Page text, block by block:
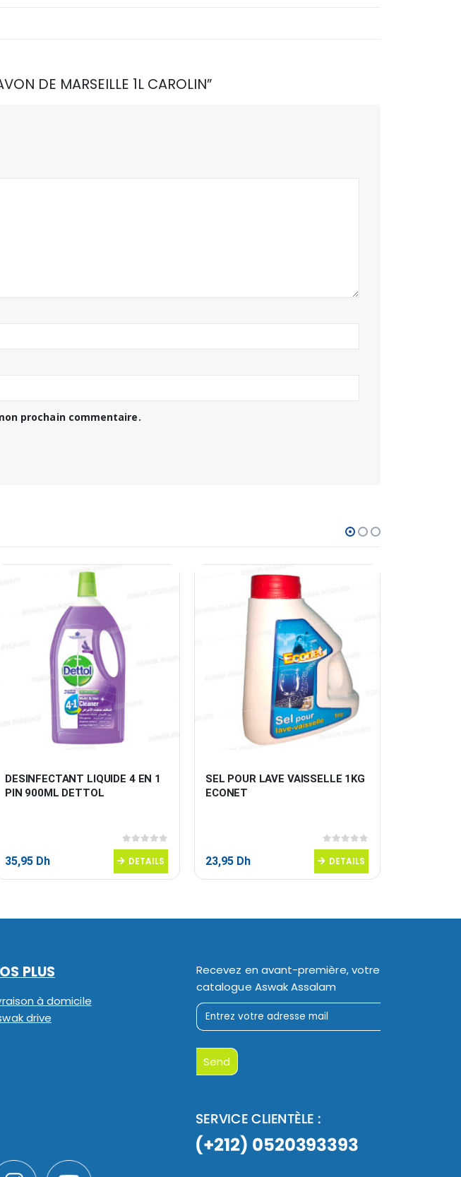
DE MARSEILLE 1L CAROLIN”
prochain commentaire.
DESINFECTANT LIQUIDE 4 EN 1
PIN 900ML DETTOL
0sur 5
35,95 Dh DETAILS
SEL POUR LAVE VAISSELLE 1KG
ECONET
0sur 5
23,95 Dh DETAILS
PLUS
à domicile
drive
Recevez en avant-première, votre
catalogue Aswak Assalam